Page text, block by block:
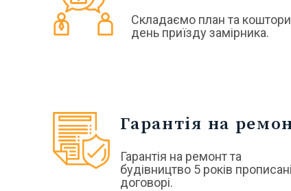
Cкладаємо план та
день приїзду замірника.
Гарантія на
Гарантія на ремонт та
будівництво 5 років
договорі.